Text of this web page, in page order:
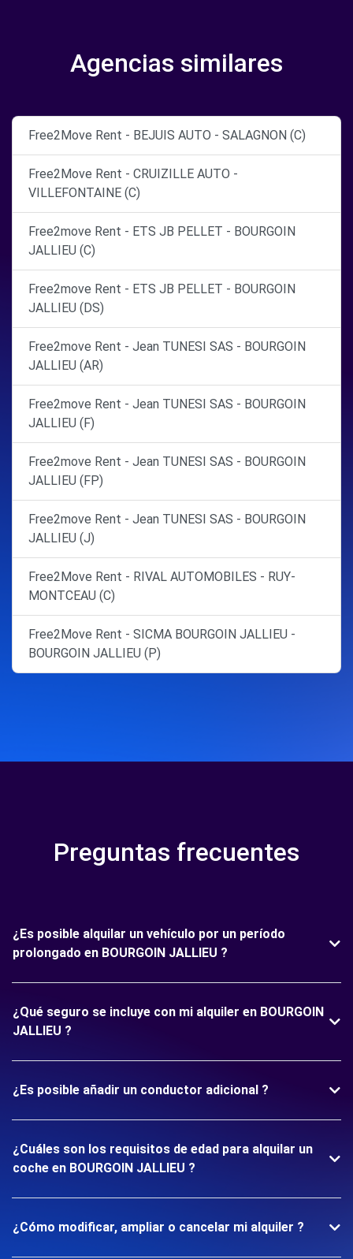
Agencias similares
Free2Move Rent - BEJUIS AUTO - SALAGNON (C)
Free2Move Rent - CRUIZILLE AUTO -
VILLEFONTAINE (C)
Free2move Rent - ETS JB PELLET - BOURGOIN
JALLIEU (C)
Free2move Rent - ETS JB PELLET - BOURGOIN
JALLIEU (DS)
Free2move Rent - Jean TUNESI SAS - BOURGOIN
JALLIEU (AR)
Free2move Rent - Jean TUNESI SAS - BOURGOIN
JALLIEU (F)
Free2move Rent - Jean TUNESI SAS - BOURGOIN
JALLIEU (FP)
Free2move Rent - Jean TUNESI SAS - BOURGOIN
JALLIEU (J)
Free2Move Rent - RIVAL AUTOMOBILES - RUY-
MONTCEAU (C)
Free2Move Rent - SICMA BOURGOIN JALLIEU -
BOURGOIN JALLIEU (P)
Preguntas frecuentes
¿Es posible alquilar un vehículo por un período
prolongado en BOURGOIN JALLIEU ?
¿Qué seguro se incluye con mi alquiler en BOURGOIN
JALLIEU ?
¿Es posible añadir un conductor adicional ?
¿Cuáles son los requisitos de edad para alquilar un
coche en BOURGOIN JALLIEU ?
¿Cómo modificar, ampliar o cancelar mi alquiler ?